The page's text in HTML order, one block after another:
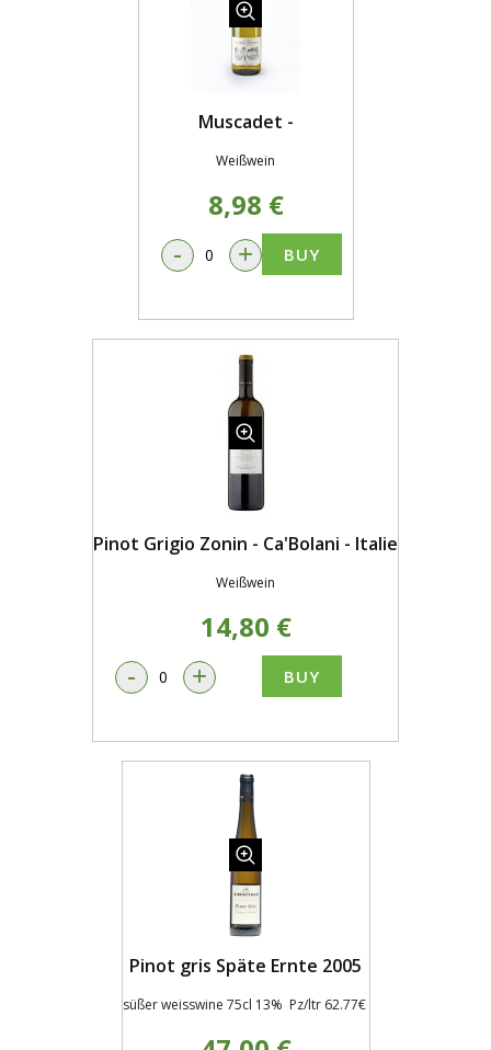
Muscadet -
Weißwein
8,98 €
- + BUY
Pinot Grigio Zonin - Ca'Bolani - Italie
Weißwein
14,80 €
- + BUY
Pinot gris Späte Ernte 2005
süßer weisswine 75cl 13% Pz/ltr 62.77€